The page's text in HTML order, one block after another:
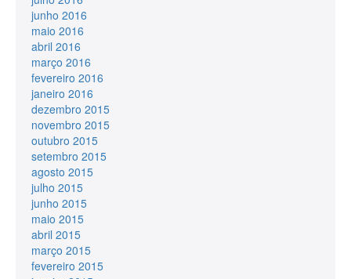
junho 2016
maio 2016
abril 2016
março 2016
fevereiro 2016
janeiro 2016
dezembro 2015
novembro 2015
outubro 2015
setembro 2015
agosto 2015
julho 2015
junho 2015
maio 2015
abril 2015
março 2015
fevereiro 2015